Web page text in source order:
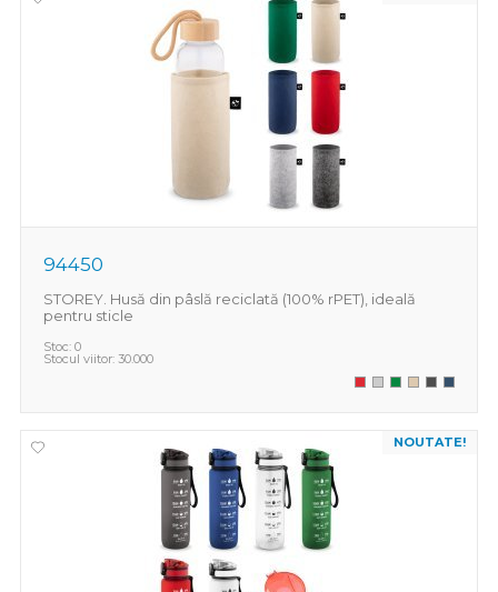
94450
STOREY. Husă din pâslă reciclată (100% rPET), ideală
pentru sticle
Stoc: 0
Stocul viitor: 30.000
NOUTATE!